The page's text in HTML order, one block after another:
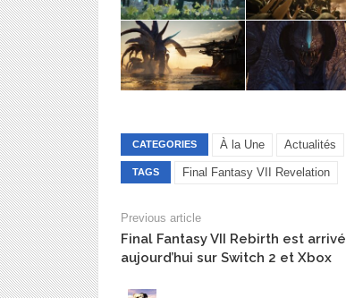
CATEGORIES À la Une Actualités
TAGS Final Fantasy VII Revelation
Previous article
Final Fantasy VII Rebirth est arrivé
aujourd’hui sur Switch 2 et Xbox